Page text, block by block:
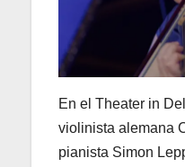
En el Theater in
violinista alemana
pianista Simon